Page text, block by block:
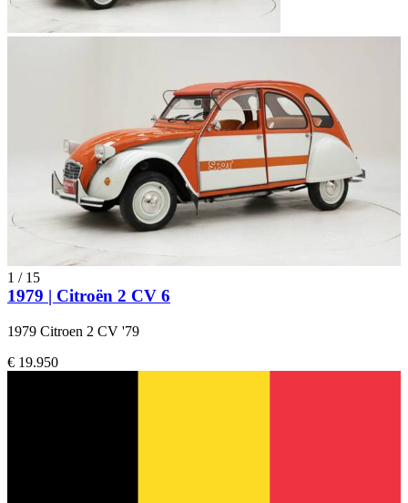
1 / 15
1979 | Citroën 2 CV 6
1979 Citroen 2 CV '79
€ 19.950